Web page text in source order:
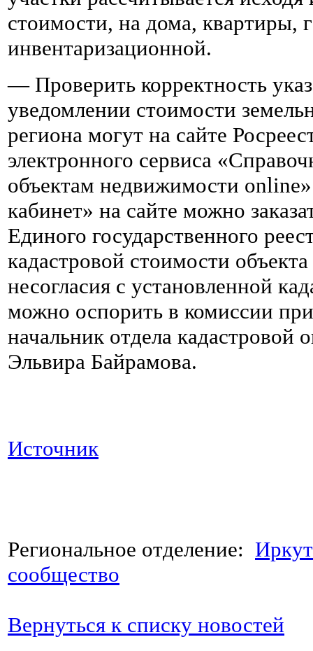
стоимости, на дома, квартиры,
инвентаризационной.
— Проверить корректность
уведомлении стоимости
региона могут на сайте
электронного сервиса
объектам недвижимости
кабинет» на сайте можно
Единого государственного
кадастровой стоимости
несогласия с установленной
можно оспорить в комиссии
начальник отдела кадастровой
Эльвира Байрамова.
Источник
Региональное отделение:
сообщество
Вернуться к списку новостей